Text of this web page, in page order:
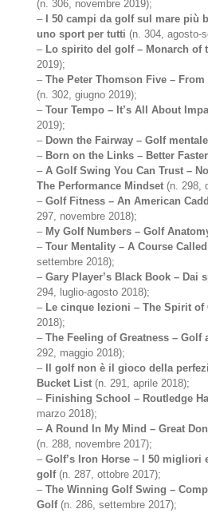
(n. 306, novembre 2019);
–
I 50 campi da golf sul mare più
uno sport per tutti (n. 304, agosto-
– Lo spirito del golf – Monarch of
2019);
–The Peter Thomson Five –
(n. 302, giugno 2019);
–Tour Tempo – It’s All About
2019);
– Down the Fairway – Golf mentale
– Born on the Links – Better Faster
–A Golf Swing You Can Trust –
The Performance Mindset (n. 298,
–Golf Fitness – An American
297, novembre 2018);
– My Golf Numbers – Golf
–Tour Mentality – A Course
settembre 2018);
–Gary Player’s Black Book – Dai
294, luglio-agosto 2018);
– Le cinque lezioni – The Spirit of
2018);
–The Feeling of Greatness – Golf
292, maggio 2018);
–
Il golf non è il gioco della
Bucket List (n. 291, aprile 2018);
– Finishing School – Routledge
marzo 2018);
–A Round In My Mind – Great
(n. 288, novembre 2017);
–Golf’s Iron Horse – I 50 migliori
golf(n. 287, ottobre 2017);
–The Winning Golf Swing –
Golf(n. 286, settembre 2017);